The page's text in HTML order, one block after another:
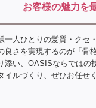
お客様の魅力を
一人ひとりの髪質・クセ
良さを実現するのが「骨
添い、OASISならではの
イルづくり、ぜひお任せ